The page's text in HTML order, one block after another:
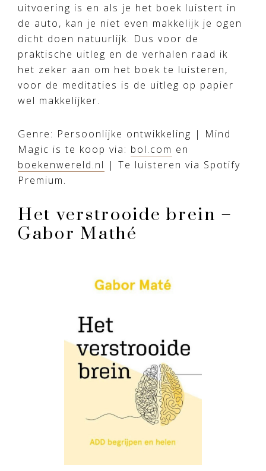
uitvoering is en als je het boek luistert in
de auto, kan je niet even makkelijk je ogen
dicht doen natuurlijk. Dus voor de
praktische uitleg en de verhalen raad ik
het zeker aan om het boek te luisteren,
voor de meditaties is de uitleg op papier
wel makkelijker.
Genre: Persoonlijke ontwikkeling | Mind
Magic is te koop via: bol.com en
boekenwereld.nl | Te luisteren via Spotify
Premium.
Het verstrooide brein –
Gabor Mathé